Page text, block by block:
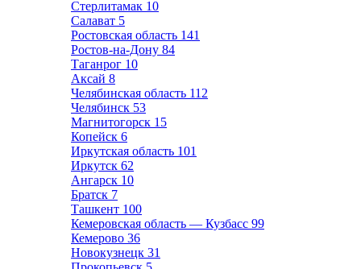
Стерлитамак 10
Салават 5
Ростовская область 141
Ростов-на-Дону 84
Таганрог 10
Аксай 8
Челябинская область 112
Челябинск 53
Магнитогорск 15
Копейск 6
Иркутская область 101
Иркутск 62
Ангарск 10
Братск 7
Ташкент 100
Кемеровская область — Кузбасс 99
Кемерово 36
Новокузнецк 31